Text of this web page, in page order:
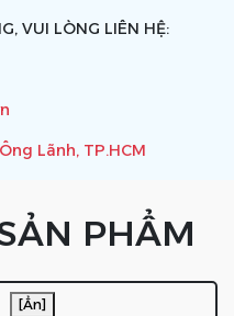
VUI LÒNG LIÊN HỆ:
Lãnh, TP.HCM
PHẨM
[Ẩn]